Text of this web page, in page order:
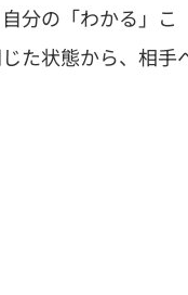
分の「わかる」こ
た状態から、相手